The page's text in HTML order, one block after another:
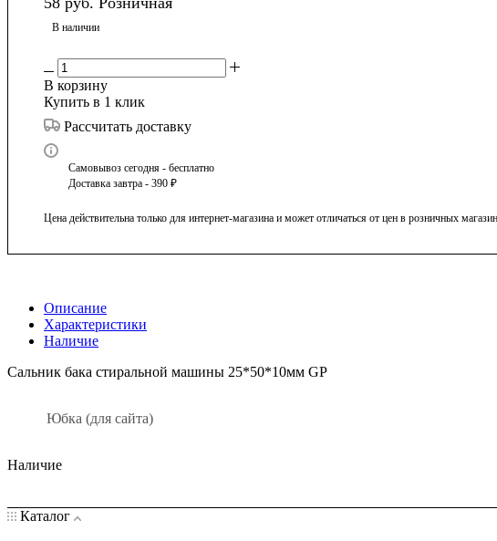
В наличии
В корзину
Купить в 1 клик
Рассчитать доставку
Самовывоз сегодня - бесплатно
Доставка завтра - 390 ₽
Цена действительна только для интернет-магазина и может отличаться от цен в розничных
Описание
Характеристики
Наличие
Сальник бака стиральной машины 25*50*10мм GP
Юбка (для сайта)
Наличие
Каталог